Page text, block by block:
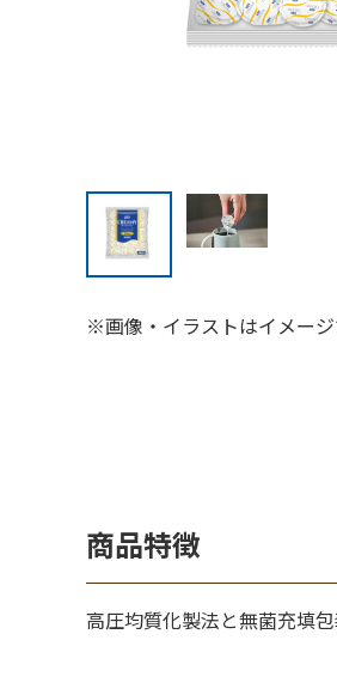
※画像・イラストはイメージ
商品特徴
高圧均質化製法と無菌充填